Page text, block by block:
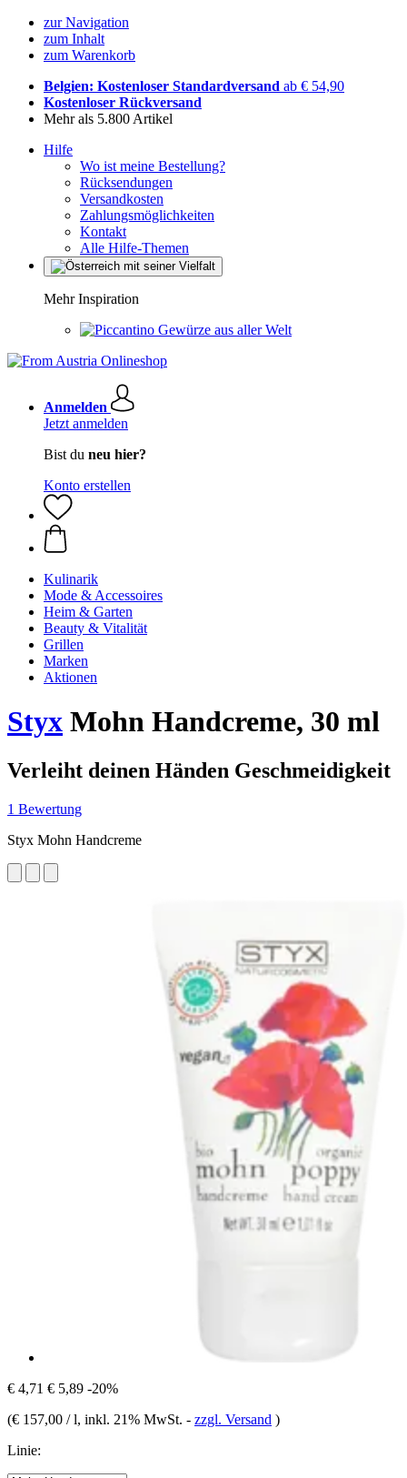
zur Navigation
zum Inhalt
zum Warenkorb
Belgien: Kostenloser Standardversand ab € 54,90
Kostenloser Rückversand
Mehr als 5.800 Artikel
Hilfe
Wo ist meine Bestellung?
Rücksendungen
Versandkosten
Zahlungsmöglichkeiten
Kontakt
Alle Hilfe-Themen
Mehr Inspiration
Gewürze aus aller Welt
Anmelden
Jetzt anmelden
Bist du neu hier?
Konto erstellen
Kulinarik
Mode & Accessoires
Heim & Garten
Beauty & Vitalität
Grillen
Marken
Aktionen
Styx Mohn Handcreme, 30 ml
Verleiht deinen Händen Geschmeidigkeit
1 Bewertung
Styx Mohn Handcreme
€ 4,71 € 5,89 -20%
(€ 157,00 / l, inkl. 21% MwSt. - zzgl. Versand )
Linie: